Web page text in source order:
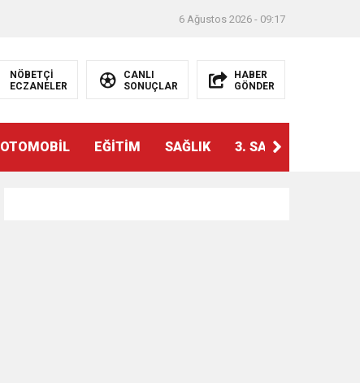
6 Ağustos 2026 - 09:17
NÖBETÇİ
ECZANELER
CANLI
SONUÇLAR
HABER
GÖNDER
OTOMOBİL EĞİTİM SAĞLIK 3. SAYFA